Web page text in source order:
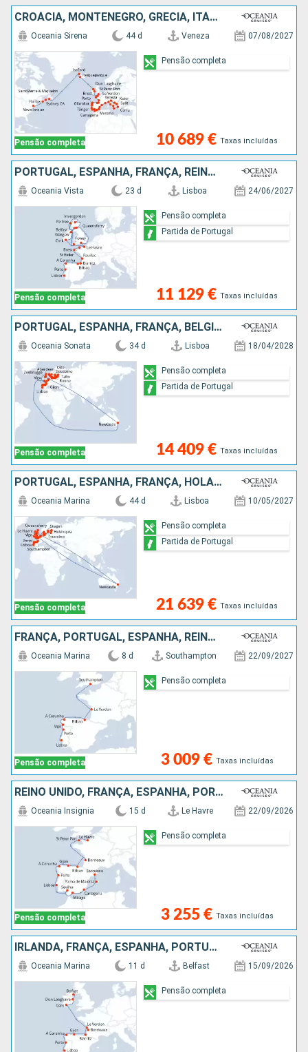
CROÁCIA, MONTENEGRO, GRÉCIA, ITÁLIA, MARROCOS, GIBRALTAR, PORTUGAL, ESPANHA, FRANÇA, REINO UNIDO, IRLANDA, ISLÂNDIA, ANTÍGUA E BARBUDA, CANADÁ, ESTADOS UNIDOS
Pensão completa
Oceania Sirena 44 d Veneza 07/08/2027
10 689 € Taxas incluídas
Pensão completa
PORTUGAL, ESPANHA, FRANÇA, REINO UNIDO, IRLANDA
Pensão completa
Oceania Vista 23 d Lisboa 24/06/2027
11 129 € Taxas incluídas
Pensão completa
Partida de Portugal
PORTUGAL, ESPANHA, FRANÇA, BÉLGICA, HOLANDA, AUSTRALIA, REINO UNIDO, NORUEGA, ALEMANHA, DINAMARCA, POLÓNIA, LETÓNIA, SUÉCIA, ESTÓNIA
Pensão completa
Oceania Sonata 34 d Lisboa 18/04/2028
14 409 € Taxas incluídas
Pensão completa
Partida de Portugal
PORTUGAL, ESPANHA, FRANÇA, HOLANDA, ALEMANHA, BÉLGICA, AUSTRALIA, REINO UNIDO, IRLANDA, FINLÂNDIA, ESTÓNIA, LETÓNIA, SUÉCIA, DINAMARCA
Pensão completa
Oceania Marina 44 d Lisboa 10/05/2027
21 639 € Taxas incluídas
Pensão completa
Partida de Portugal
FRANÇA, PORTUGAL, ESPANHA, REINO UNIDO
Pensão completa
Oceania Marina 8 d Southampton 22/09/2027
3 009 € Taxas incluídas
Pensão completa
REINO UNIDO, FRANÇA, ESPANHA, PORTUGAL, MAIORCA
Pensão completa
Oceania Insignia 15 d Le Havre 22/09/2026
3 255 € Taxas incluídas
Pensão completa
IRLANDA, FRANÇA, ESPANHA, PORTUGAL
Oceania Marina 11 d Belfast 15/09/2026
Pensão completa